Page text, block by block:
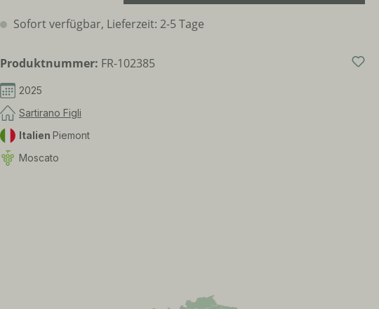
Sofort verfügbar, Lieferzeit: 2-5 Tage
Produktnummer: FR-102385
2025
Sartirano Figli
Italien Piemont
Moscato